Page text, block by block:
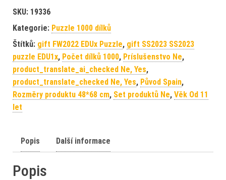
SKU: 19336
Kategorie: Puzzle 1000 dílků
Štítků: gift FW2022 EDUx Puzzle, gift SS2023 SS2023
puzzle EDU1x, Počet dílků 1000, Príslušenstvo Ne,
product_translate_ai_checked Ne, Yes,
product_translate_checked Ne, Yes, Původ Spain,
Rozměry produktu 48*68 cm, Set produktů Ne, Věk Od 11
let
Popis Další informace
Popis